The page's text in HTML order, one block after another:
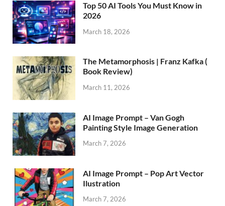
Top 50 AI Tools You Must Know in
2026
March 18, 2026
The Metamorphosis | Franz Kafka (
Book Review)
March 11, 2026
AI Image Prompt – Van Gogh
Painting Style Image Generation
March 7, 2026
AI Image Prompt – Pop Art Vector
Ilustration
March 7, 2026